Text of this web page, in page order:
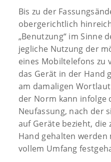
Bis zu der
obergerichtlich
„Benutzung“ im Sinne
jegliche Nutzung der
eines Mobiltelefons zu
das Gerät in der Hand
am damaligen
der Norm kann infolge
Neufassung, nach der
auf Geräte bezieht, die
Hand gehalten
vollem Umfang